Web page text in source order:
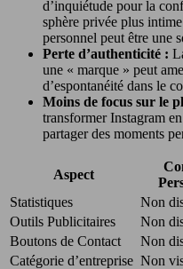
d’inquiétude pour la
sphère privée plus
personnel peut être une
Perte d’authenticité :
une « marque » peut
d’espontanéité dans le
Moins de focus sur le
transformer Instagram
partager des moments
Aspect
Statistiques
Non
Outils Publicitaires
Non
Boutons de Contact
Non
Catégorie d’entreprise Non